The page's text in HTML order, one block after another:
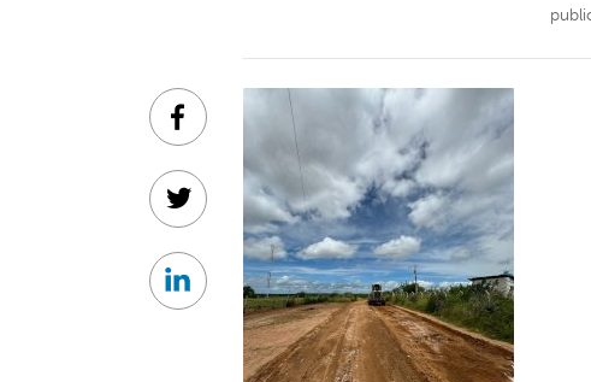
Facebook
Twitter
Linkedin